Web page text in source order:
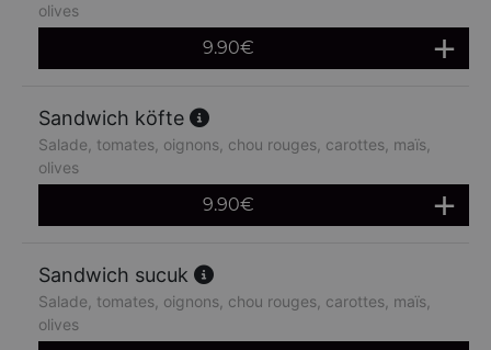
olives
9.90€
Sandwich köfte
Salade, tomates, oignons, chou rouges, carottes, maïs,
olives
9.90€
Sandwich sucuk
Salade, tomates, oignons, chou rouges, carottes, maïs,
olives